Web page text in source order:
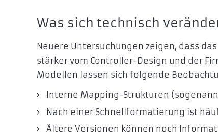
Was sich technisch
Neuere Untersuchungen zeigen, dass
stärker vom Controller-Design und der
Modellen lassen sich folgende
Interne Mapping-Strukturen
Nach einer Schnellformatierung ist
Ältere Versionen können noch